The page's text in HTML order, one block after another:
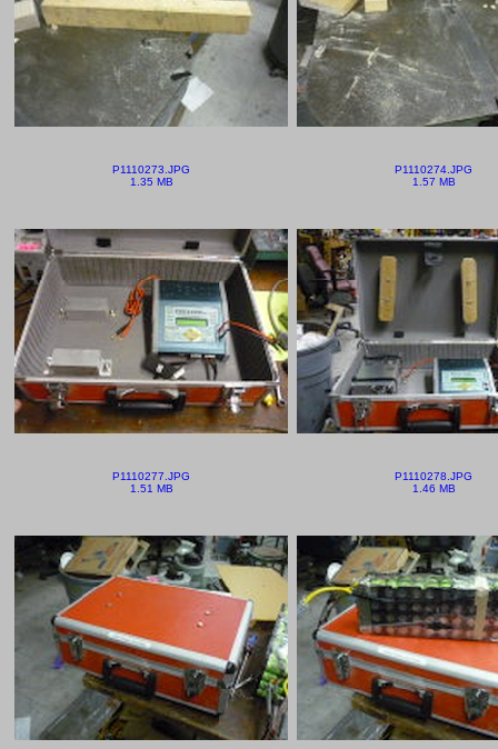
P1110273.JPG
1.35 MB
P1110274.JPG
1.57 MB
P1110277.JPG
1.51 MB
P1110278.JPG
1.46 MB